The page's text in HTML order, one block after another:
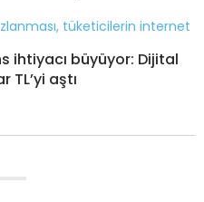
ihtiyacı büyüyor: Dijital
TL’yi aştı